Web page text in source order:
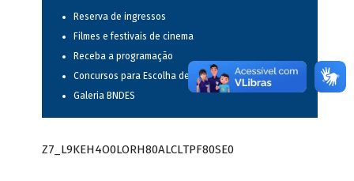
Reserva de ingressos
Filmes e festivais de cinema
Receba a programação
Concursos para Escolha de Espetáculos Musicais
Galeria BNDES
Z7_L9KEH4O0LORH80ALCLTPF80SE0